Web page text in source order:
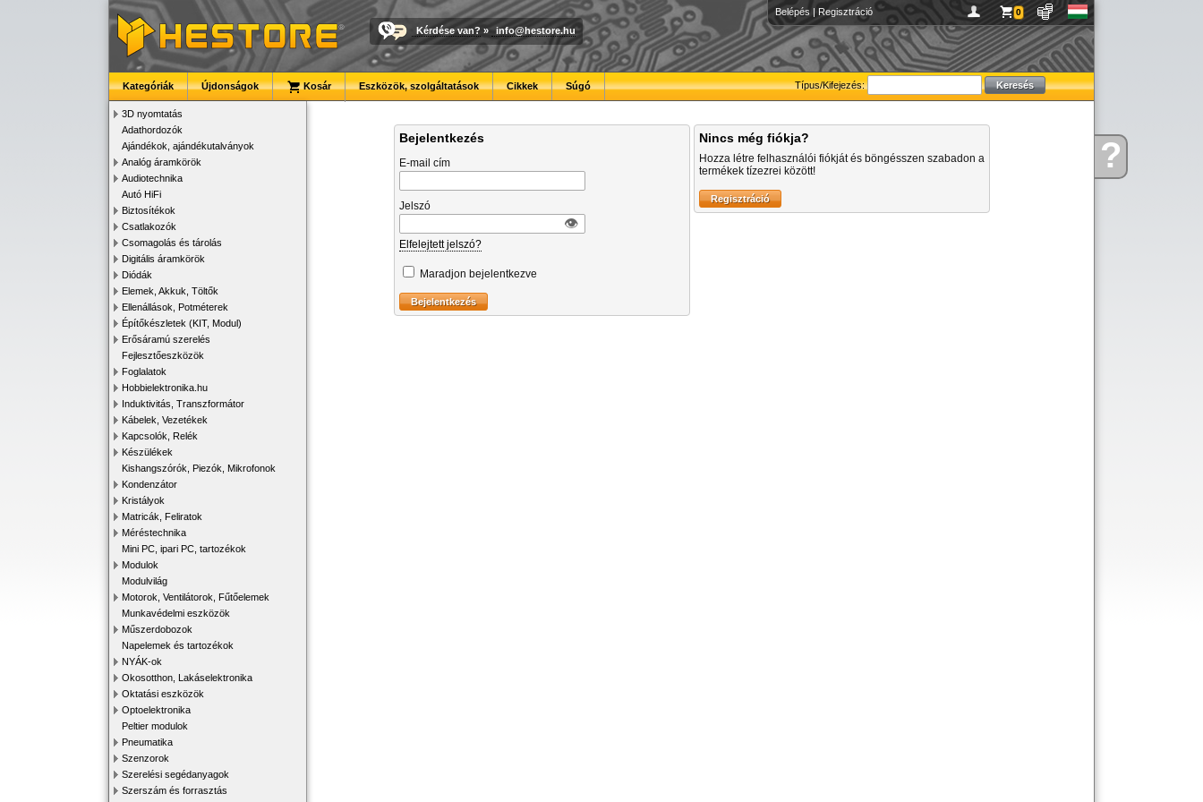
Kérdése?
Belépés | Regisztráció 0
Kérdése van? » info@hestore.hu
Típus/Kifejezés:
Kategóriák Újdonságok Kosár Eszközök, szolgáltatások Cikkek Súgó
3D nyomtatás
Adathordozók
Ajándékok, ajándékutalványok
Analóg áramkörök
Audiotechnika
Autó HiFi
Biztosítékok
Csatlakozók
Csomagolás és tárolás
Digitális áramkörök
Diódák
Elemek, Akkuk, Töltők
Ellenállások, Potméterek
Építőkészletek (KIT, Modul)
Erősáramú szerelés
Fejlesztőeszközök
Foglalatok
Hobbielektronika.hu
Induktivitás, Transzformátor
Kábelek, Vezetékek
Kapcsolók, Relék
Készülékek
Kishangszórók, Piezók, Mikrofonok
Kondenzátor
Kristályok
Matricák, Feliratok
Méréstechnika
Mini PC, ipari PC, tartozékok
Modulok
Modulvilág
Motorok, Ventilátorok, Fűtőelemek
Munkavédelmi eszközök
Műszerdobozok
Napelemek és tartozékok
NYÁK-ok
Okosotthon, Lakáselektronika
Oktatási eszközök
Optoelektronika
Peltier modulok
Pneumatika
Szenzorok
Szerelési segédanyagok
Szerszám és forrasztás
Bejelentkezés
E-mail cím
Jelszó
👁︎
Elfelejtett jelszó?
Maradjon bejelentkezve
Nincs még fiókja?
Hozza létre felhasználói fiókját és böngésszen szabadon a
termékek tízezrei között!